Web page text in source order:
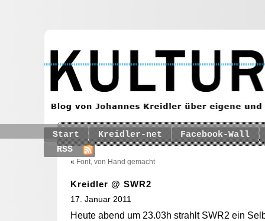
Start Kreidler-net
Facebook-Wall
RSS
« Font, von Hand gemacht
Kreidler @ SWR2
17. Januar 2011
Heute abend um 23.03h strahlt SWR2 ein